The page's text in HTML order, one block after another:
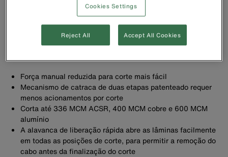
Força manual reduzida para corte mais fácil
Mecanismo de catraca de duas etapas patenteado requer
menos acionamentos por corte
Corta até 336 MCM ACSR, 400 MCM cobre e 600 MCM
alumínio
A alavanca de liberação rápida abre as lâminas facilmente
em todas as posições de corte, para permitir a remoção do
cabo antes da finalização do corte
Cookies Settings
Reject All Accept All Cookies